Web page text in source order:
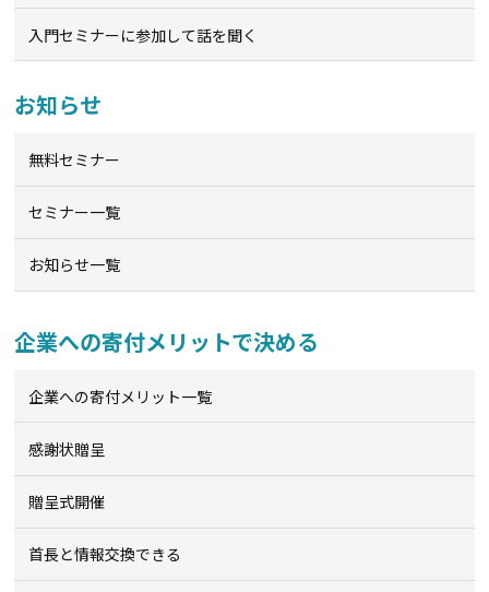
入門セミナーに参加して話を聞く
お知らせ
無料セミナー
セミナー一覧
お知らせ一覧
企業への寄付メリットで決める
企業への寄付メリット一覧
感謝状贈呈
贈呈式開催
首長と情報交換できる